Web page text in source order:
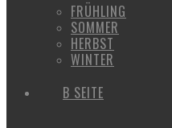
FRÜHLING
SOMMER
HERBST
WINTER
B SEITE